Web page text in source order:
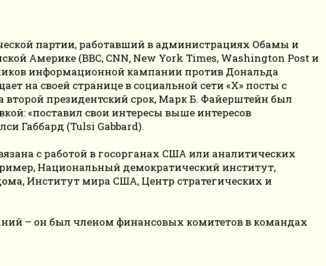
партии, работавший в администрациях Обамы и
Америке (BBC, CNN, New York Times, Washington Post и
информационной кампании против Дональда
на своей странице в социальной сети «Х» посты с
второй президентский срок, Марк Б. Файерштейн был
«поставил свои интересы выше интересов
Габбард (Tulsi Gabbard).
с работой в госорганах США или аналитических
Национальный демократический институт,
Институт мира США, Центр стратегических и
– он был членом финансовых комитетов в командах